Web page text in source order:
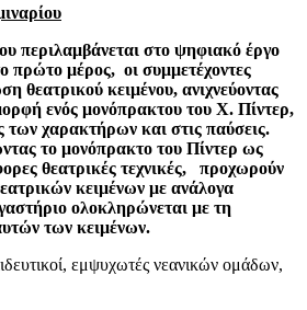
περιλαμβάνεται στο ψηφιακό έργο
πρώτο μέρος, οι συμμετέχοντες
θεατρικού κειμένου, ανιχνεύοντας
ενός μονόπρακτου του Χ. Πίντερ,
των χαρακτήρων και στις παύσεις.
το μονόπρακτο του Πίντερ ως
θεατρικές τεχνικές, προχωρούν
κειμένων με ανάλογα
ολοκληρώνεται με τη
των κειμένων.
εμψυχωτές νεανικών ομάδων,